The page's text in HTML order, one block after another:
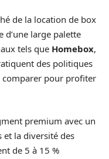
de la location de box
d’une large palette
tels que Homebox,
des politiques
comparer pour profiter
premium avec un
et la diversité des
de 5 à 15 %